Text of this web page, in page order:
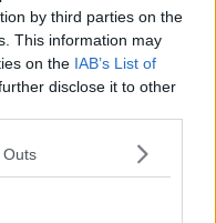
by third parties on the
This information may
on the IAB’s List of
disclose it to other
Outs